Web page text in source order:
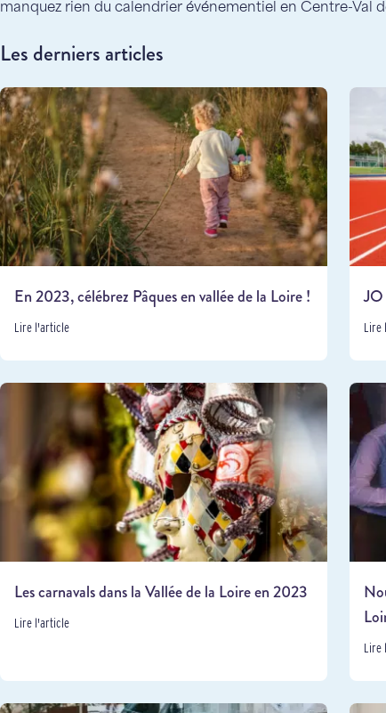
manquez rien du calendrier événementiel en Centre-Val
Les derniers articles
En 2023, célébrez Pâques en vallée de la Loire !
Lire l'article
JO
Lire
Les carnavals dans la Vallée de la Loire en 2023
Lire l'article
Lire